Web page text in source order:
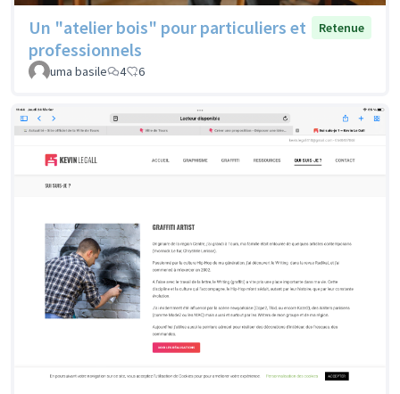
Un "atelier bois" pour particuliers et
professionnels
Retenue
uma basile 4 6